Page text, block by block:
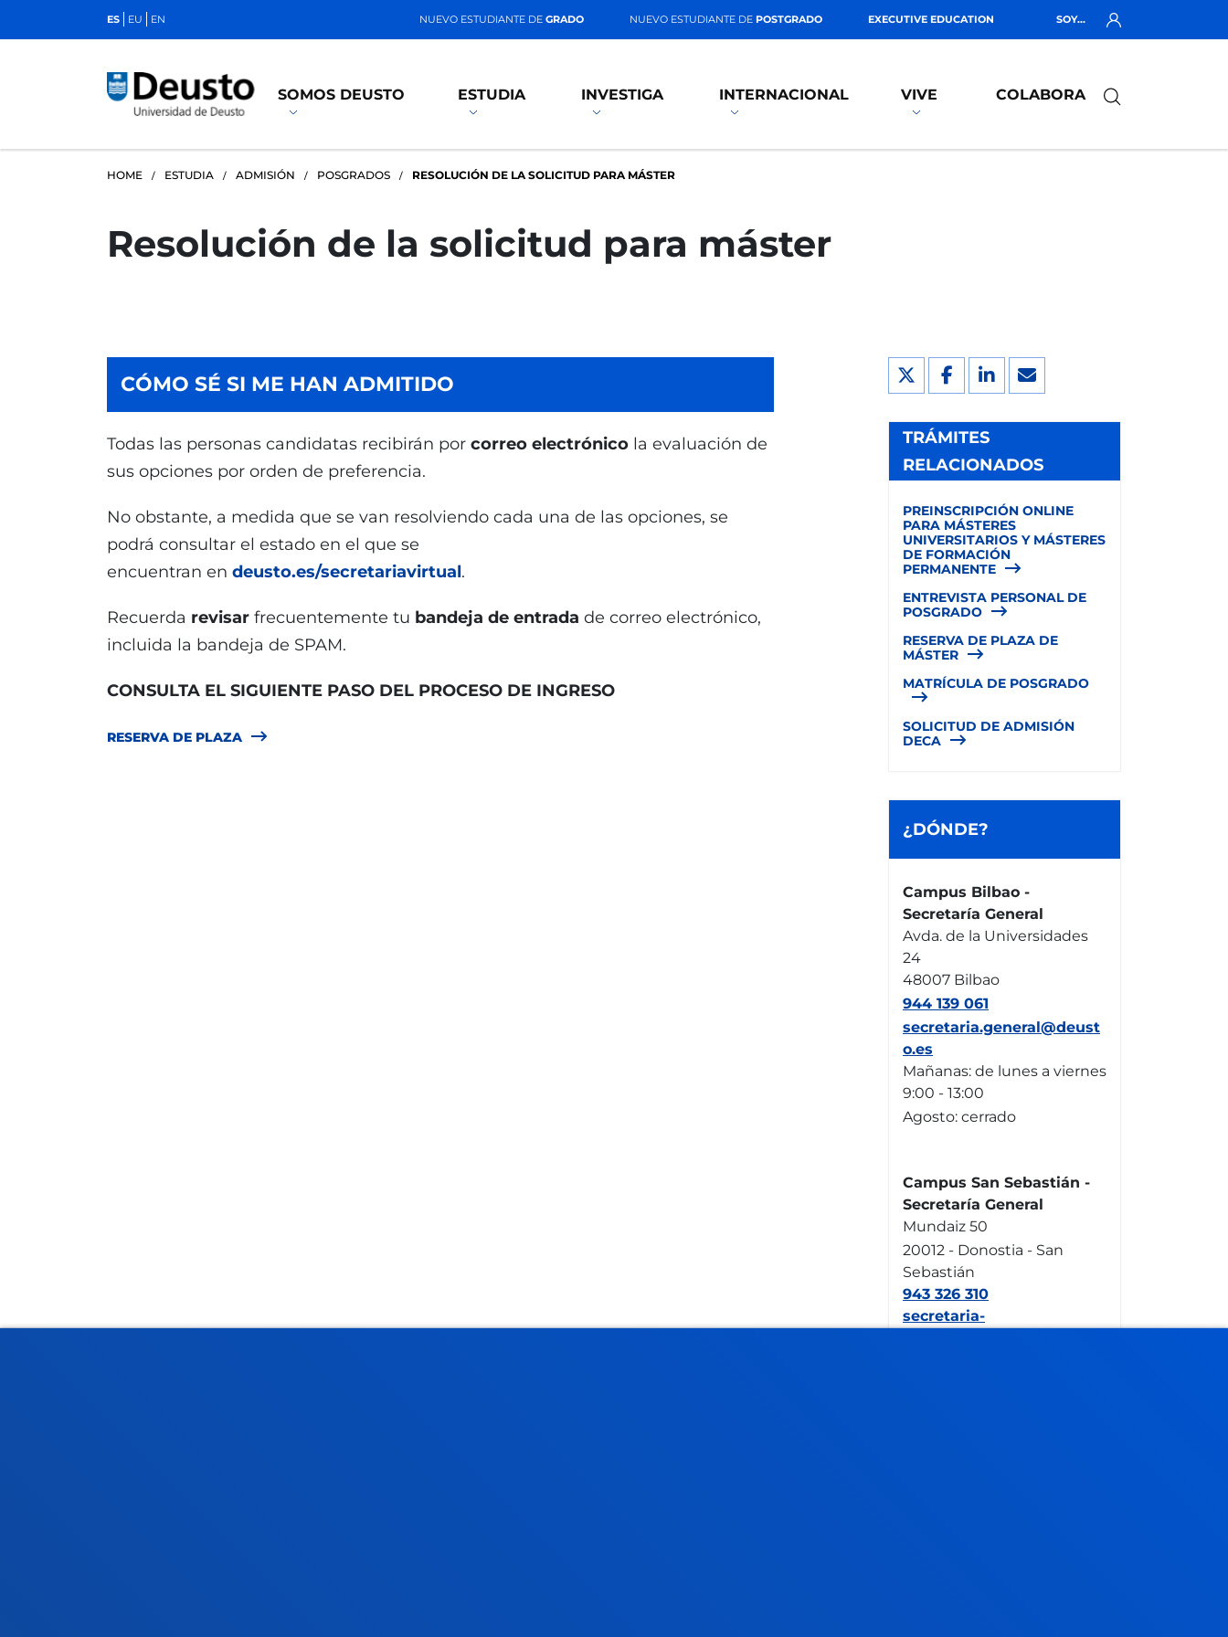
ES EU EN NUEVO ESTUDIANTE DEGRADO NUEVO ESTUDIANTE DE POSTGRADO EXECUTIVE EDUCATION SOY...
SOMOS DEUSTO ESTUDIA INVESTIGA INTERNACIONAL VIVE COLABORA
HOME ESTUDIA ADMISIÓN POSGRADOS RESOLUCIÓN DE LA SOLICITUD PARA MÁSTER
Resolución de la solicitud para máster
CÓMO SÉ SI ME HAN ADMITIDO
Todas las personas candidatas recibirán por correo electrónico la evaluación de
sus opciones por orden de preferencia.
No obstante, a medida que se van resolviendo cada una de las opciones, se
podrá consultar el estado en el que se
encuentran en deusto.es/secretariavirtual.
Recuerda revisar frecuentemente tu bandeja de entrada de correo electrónico,
incluida la bandeja de SPAM.
CONSULTA EL SIGUIENTE PASO DEL PROCESO DE INGRESO
RESERVA DE PLAZA
TRÁMITES
RELACIONADOS
PREINSCRIPCIÓN ONLINE
PARA MÁSTERES
UNIVERSITARIOS Y MÁSTERES
DE FORMACIÓN
PERMANENTE
ENTREVISTA PERSONAL DE
POSGRADO
RESERVA DE PLAZA DE
MÁSTER
MATRÍCULA DE POSGRADO
SOLICITUD DE ADMISIÓN
DECA
¿DÓNDE?
Campus Bilbao -
Secretaría General
Avda. de la Universidades
24
48007 Bilbao
944 139 061
secretaria.general@deust
o.es
Mañanas: de lunes a viernes
9:00 - 13:00
Agosto: cerrado
Campus San Sebastián -
Secretaría General
Mundaiz 50
20012 - Donostia - San
Sebastián
943 326 310
secretaria-